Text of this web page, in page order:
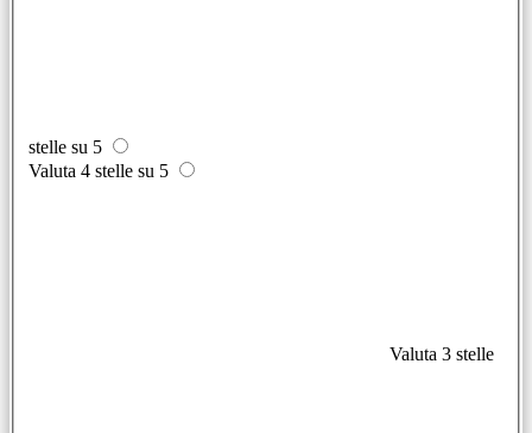
stelle su 5
Valuta 4 stelle su 5
Valuta 3 stelle